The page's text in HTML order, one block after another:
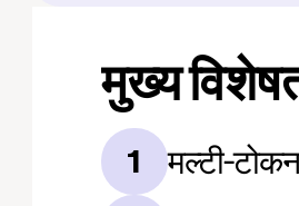
मुख्य
1 मल्टी-